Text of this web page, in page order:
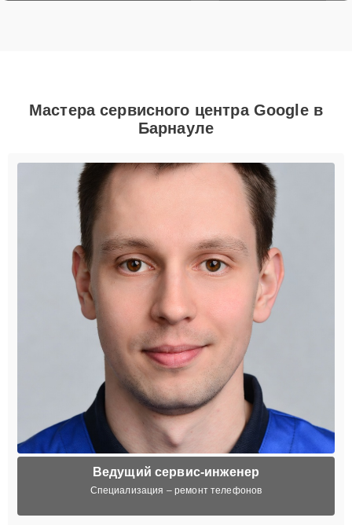
Мастера сервисного центра Google в
Барнауле
Ведущий сервис-инженер
Специализация – ремонт телефонов